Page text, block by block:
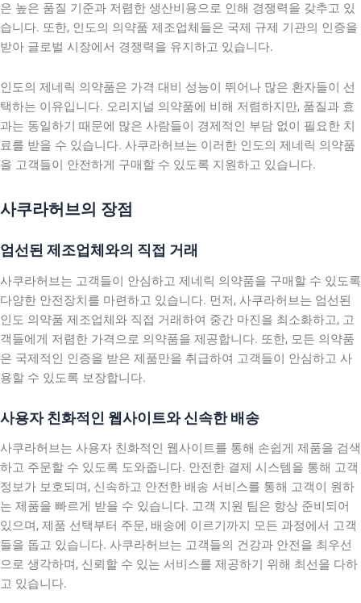
은 높은 품질 기준과 저렴한 생산비용으로 인해 경쟁력을 갖추고 있
습니다. 또한, 인도의 의약품 제조업체들은 국제 규제 기관의 인증을
받아 글로벌 시장에서 경쟁력을 유지하고 있습니다.
인도의 제네릭 의약품은 가격 대비 성능이 뛰어나 많은 환자들이 선
택하는 이유입니다. 오리지널 의약품에 비해 저렴하지만, 품질과 효
과는 동일하기 때문에 많은 사람들이 경제적인 부담 없이 필요한 치
료를 받을 수 있습니다. 사쿠라허브는 이러한 인도의 제네릭 의약품
을 고객들이 안전하게 구매할 수 있도록 지원하고 있습니다.
사쿠라허브의 장점
엄선된 제조업체와의 직접 거래
사쿠라허브는 고객들이 안심하고 제네릭 의약품을 구매할 수 있도록
다양한 안전장치를 마련하고 있습니다. 먼저, 사쿠라허브는 엄선된
인도 의약품 제조업체와 직접 거래하여 중간 마진을 최소화하고, 고
객들에게 저렴한 가격으로 의약품을 제공합니다. 또한, 모든 의약품
은 국제적인 인증을 받은 제품만을 취급하여 고객들이 안심하고 사
용할 수 있도록 보장합니다.
사용자 친화적인 웹사이트와 신속한 배송
사쿠라허브는 사용자 친화적인 웹사이트를 통해 손쉽게 제품을 검색
하고 주문할 수 있도록 도와줍니다. 안전한 결제 시스템을 통해 고객
정보가 보호되며, 신속하고 안전한 배송 서비스를 통해 고객이 원하
는 제품을 빠르게 받을 수 있습니다. 고객 지원 팀은 항상 준비되어
있으며, 제품 선택부터 주문, 배송에 이르기까지 모든 과정에서 고객
들을 돕고 있습니다. 사쿠라허브는 고객들의 건강과 안전을 최우선
으로 생각하며, 신뢰할 수 있는 서비스를 제공하기 위해 최선을 다하
고 있습니다.